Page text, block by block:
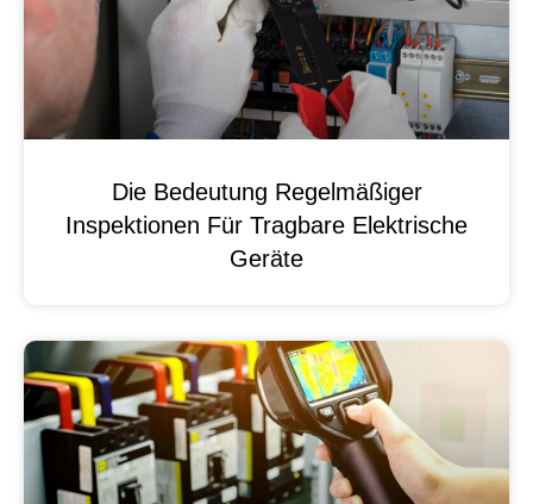
Die Bedeutung Regelmäßiger
Inspektionen Für Tragbare Elektrische
Geräte